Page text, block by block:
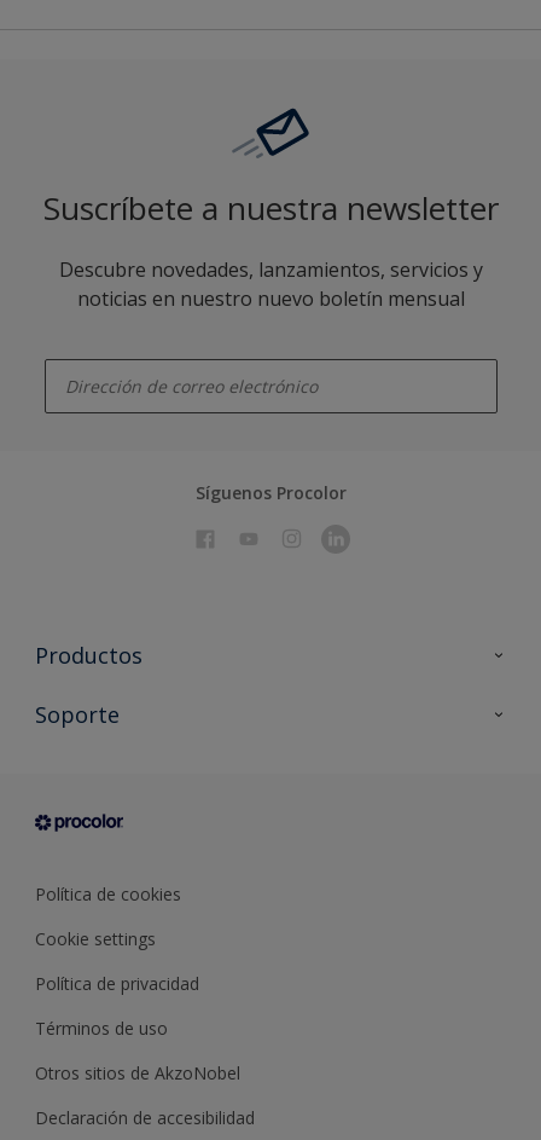
Suscríbete a nuestra newsletter
Descubre novedades, lanzamientos, servicios y
noticias en nuestro nuevo boletín mensual
Síguenos Procolor
Productos
Todos los productos
Condiciones generales de venta
Soporte
Sobre Procolor
Política de cookies
Cookie settings
Política de privacidad
Términos de uso
Otros sitios de AkzoNobel
Declaración de accesibilidad